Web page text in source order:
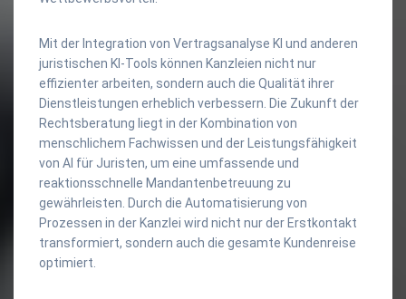
Mit der Integration von Vertragsanalyse KI und anderen
juristischen KI-Tools können Kanzleien nicht nur
effizienter arbeiten, sondern auch die Qualität ihrer
Dienstleistungen erheblich verbessern. Die Zukunft der
Rechtsberatung liegt in der Kombination von
menschlichem Fachwissen und der Leistungsfähigkeit
von AI für Juristen, um eine umfassende und
reaktionsschnelle Mandantenbetreuung zu
gewährleisten. Durch die Automatisierung von
Prozessen in der Kanzlei wird nicht nur der Erstkontakt
transformiert, sondern auch die gesamte Kundenreise
optimiert.